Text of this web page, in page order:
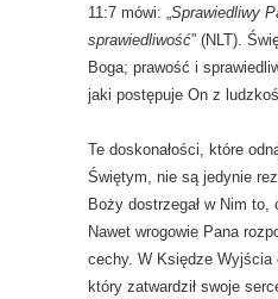
11:7 mówi: „Sprawiedliwy
sprawiedliwość” (NLT).
Boga; prawość i
jaki postępuje On z
Te doskonałości, które
Świętym, nie są jedynie
Boży dostrzegał w Nim to,
Nawet wrogowie Pana
cechy. W Księdze Wyjścia
który zatwardził swoje